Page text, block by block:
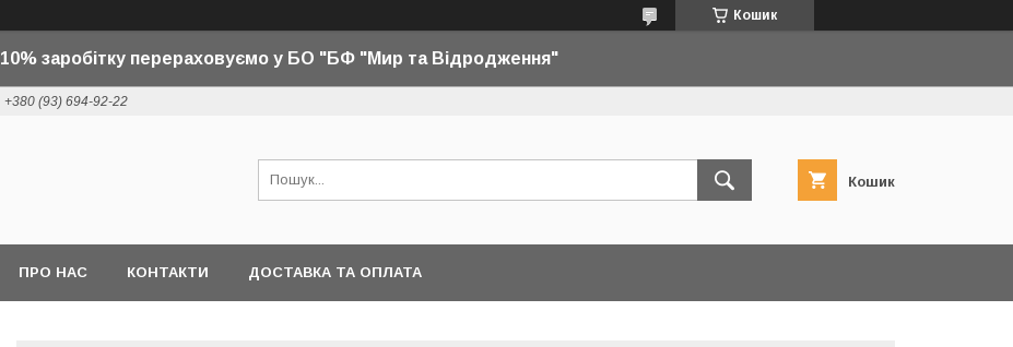
Кошик
10% заробітку перераховуємо у БО "БФ "Мир та Відродження"
+380 (93) 694-92-22
Кошик
ПРО НАС КОНТАКТИ ДОСТАВКА ТА ОПЛАТА